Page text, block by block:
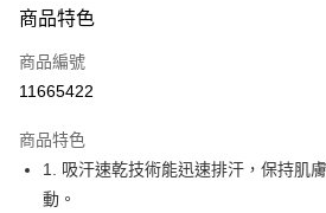
LINE Pay
Apple Pay
悠遊付
大哥付你分期
商品特色
商品編號
11665422
商品特色
1. 吸汗速乾技術能迅速排汗，保持肌
動。